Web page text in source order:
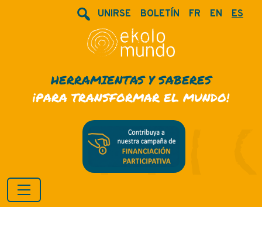
UNIRSE BOLETÍN FR EN ES
HERRAMIENTAS Y SABERES
¡PARA TRANSFORMAR EL MUNDO!